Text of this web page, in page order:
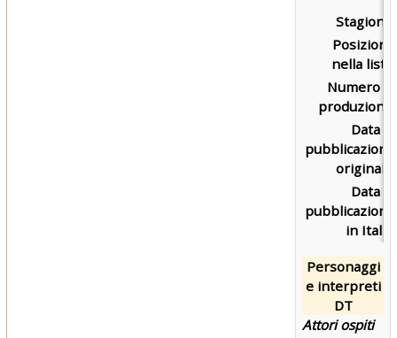
Stagione:
Posizione
nella lista:
Numero di
produzione:
Data di
pubblicazione
originale:
Data di
pubblicazione
in Italia:
Personaggi
e interpreti
DT
Attori ospiti